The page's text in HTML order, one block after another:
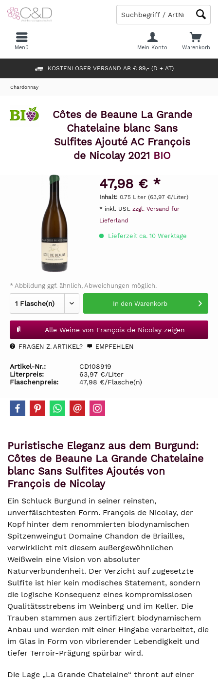
KOSTENLOSER VERSAND AB € 99,- (D + AT)
Warenkorb
Mein Konto
Menü
Chardonnay
Côtes de Beaune La Grande
Chatelaine blanc Sans
Sulfites Ajouté AC François
de Nicolay 2021 BIO
47,98 € *
Inhalt: 0.75 Liter (63,97 €/Liter)
* inkl. USt. zzgl. Versand für
Lieferland
Lieferzeit ca. 10 Werktage
* Abbildung ggf. ähnlich, Abweichungen möglich.
In den Warenkorb
Alle Weine von François de Nicolay zeigen
FRAGEN Z. ARTIKEL? EMPFEHLEN
Artikel-Nr.:
CD108919
Literpreis:
63,97 €/Liter
Flaschenpreis:
47,98 €/Flasche(n)
Puristische Eleganz aus dem Burgund:
Côtes de Beaune La Grande Chatelaine
blanc Sans Sulfites Ajoutés von
François de Nicolay
Ein Schluck Burgund in seiner reinsten,
unverfälschtesten Form. François de Nicolay, der
Kopf hinter dem renommierten biodynamischen
Spitzenweingut Domaine Chandon de Briailles,
verwirklicht mit diesem außergewöhnlichen
Weißwein eine Vision von absoluter
Naturverbundenheit. Der Verzicht auf zugesetzte
Sulfite ist hier kein modisches Statement, sondern
die logische Konsequenz eines kompromisslosen
Qualitätsstrebens im Weinberg und im Keller. Die
Trauben stammen aus zertifiziert biodynamischem
Anbau und werden mit einer Hingabe verarbeitet, die
im Glas in Form von vibrierender Lebendigkeit und
tiefer Terroir-Prägung spürbar wird.
Die Lage „La Grande Chatelaine“ thront auf einer